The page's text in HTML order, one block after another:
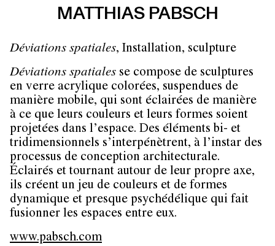
MATTHIAS PABSCH
Déviations spatiales, Installation, sculpture
Déviations spatiales se compose de sculptures
en verre acrylique colorées, suspendues de
manière mobile, qui sont éclairées de manière
à ce que leurs couleurs et leurs formes soient
projetées dans l’espace. Des éléments bi- et
tridimensionnels s’interpénètrent, à l’instar des
processus de conception architecturale.
Éclairés et tournant autour de leur propre axe,
ils créent un jeu de couleurs et de formes
dynamique et presque psychédélique qui fait
fusionner les espaces entre eux.
www.pabsch.com